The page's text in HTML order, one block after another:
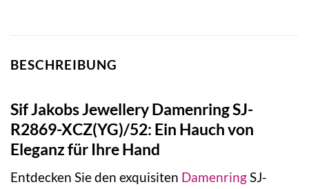
BESCHREIBUNG
Sif Jakobs Jewellery Damenring SJ-
R2869-XCZ(YG)/52: Ein Hauch von
Eleganz für Ihre Hand
Entdecken Sie den exquisiten DamenringSJ-